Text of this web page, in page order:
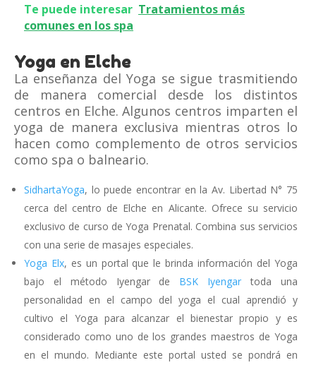
Te puede interesar Tratamientos más
comunes en los spa
Yoga en Elche
La enseñanza del Yoga se sigue trasmitiendo
de manera comercial desde los distintos
centros en Elche. Algunos centros imparten el
yoga de manera exclusiva mientras otros lo
hacen como complemento de otros servicios
como spa o balneario.
SidhartaYoga, lo puede encontrar en la Av. Libertad N° 75
cerca del centro de Elche en Alicante. Ofrece su servicio
exclusivo de curso de Yoga Prenatal. Combina sus servicios
con una serie de masajes especiales.
Yoga Elx, es un portal que le brinda información del Yoga
bajo el método Iyengar de BSK Iyengar toda una
personalidad en el campo del yoga el cual aprendió y
cultivo el Yoga para alcanzar el bienestar propio y es
considerado como uno de los grandes maestros de Yoga
en el mundo. Mediante este portal usted se pondrá en